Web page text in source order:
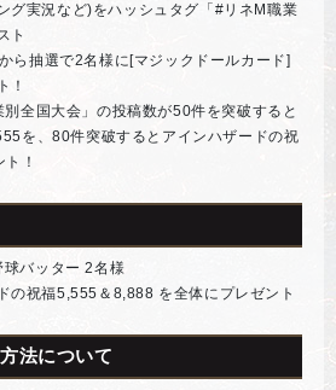
グ実況など)をハッシュタグ「#リネM職業
ト
ら抽選で2名様に[マジックドールカード]
！
全国大会」の投稿数が50件を突破すると
を、80件突破するとアインハザードの祝
！
球バッター 2名様
の祝福5,555＆8,888 を全体にプレゼント
法について